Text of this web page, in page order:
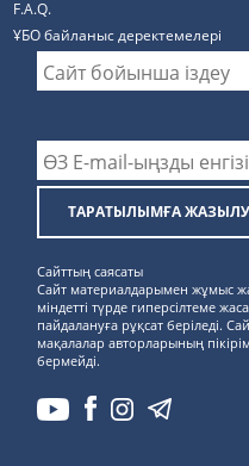
F.A.Q.
ҰБО байланыс деректемелерi
ТАРАТЫЛЫМҒА ЖАЗЫЛУ
Сайттың саясаты
Сайт материалдарымен жұмыс
міндетті түрде гиперсілтеме
пайдалануға рұқсат беріледі.
мақалалар авторларының
бермейді.